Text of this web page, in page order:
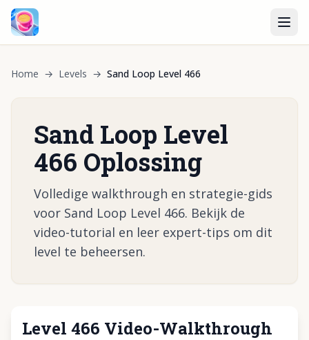
Home → Levels → Sand Loop Level 466
Sand Loop Level
466 Oplossing
Volledige walkthrough en strategie-gids
voor Sand Loop Level 466. Bekijk de
video-tutorial en leer expert-tips om dit
level te beheersen.
Level 466 Video-Walkthrough
Klik om video af te spelen